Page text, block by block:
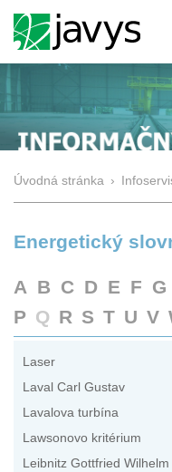
Úvodná stránka ›
Energetický
A B C D E F G
P Q R S T U V
Laser
Laval Carl Gustav
Lavalova turbína
Lawsonovo kritérium
Leibnitz Gottfried Wilhelm